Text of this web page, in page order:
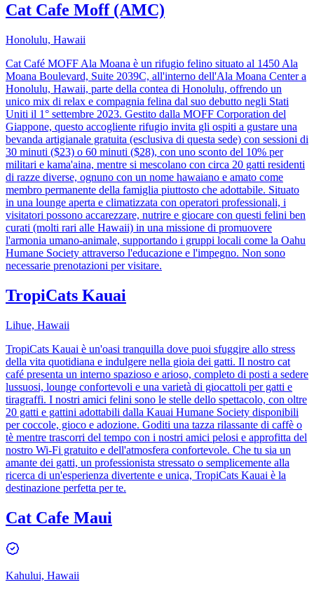
Cat Cafe Moff (AMC)
Honolulu, Hawaii
Cat Café MOFF Ala Moana è un rifugio felino situato al 1450 Ala
Moana Boulevard, Suite 2039C, all'interno dell'Ala Moana Center a
Honolulu, Hawaii, parte della contea di Honolulu, offrendo un
unico mix di relax e compagnia felina dal suo debutto negli Stati
Uniti il 1° settembre 2023. Gestito dalla MOFF Corporation del
Giappone, questo accogliente rifugio invita gli ospiti a gustare una
bevanda artigianale gratuita (esclusiva di questa sede) con sessioni di
30 minuti ($23) o 60 minuti ($28), con uno sconto del 10% per
militari e kama'aina, mentre si mescolano con circa 20 gatti residenti
di razze diverse, ognuno con un nome hawaiano e amato come
membro permanente della famiglia piuttosto che adottabile. Situato
in una lounge aperta e climatizzata con operatori professionali, i
visitatori possono accarezzare, nutrire e giocare con questi felini ben
curati (molti rari alle Hawaii) in una missione di promuovere
l'armonia umano-animale, supportando i gruppi locali come la Oahu
Humane Society attraverso l'educazione e l'impegno. Non sono
necessarie prenotazioni per visitare.
TropiCats Kauai
Lihue, Hawaii
TropiCats Kauai è un'oasi tranquilla dove puoi sfuggire allo stress
della vita quotidiana e indulgere nella gioia dei gatti. Il nostro cat
café presenta un interno spazioso e arioso, completo di posti a sedere
lussuosi, lounge confortevoli e una varietà di giocattoli per gatti e
tiragraffi. I nostri amici felini sono le stelle dello spettacolo, con oltre
20 gatti e gattini adottabili dalla Kauai Humane Society disponibili
per coccole, gioco e adozione. Goditi una tazza rilassante di caffè o
tè mentre trascorri del tempo con i nostri amici pelosi e approfitta del
nostro Wi-Fi gratuito e dell'atmosfera confortevole. Che tu sia un
amante dei gatti, un professionista stressato o semplicemente alla
ricerca di un'esperienza divertente e unica, TropiCats Kauai è la
destinazione perfetta per te.
Cat Cafe Maui
Kahului, Hawaii